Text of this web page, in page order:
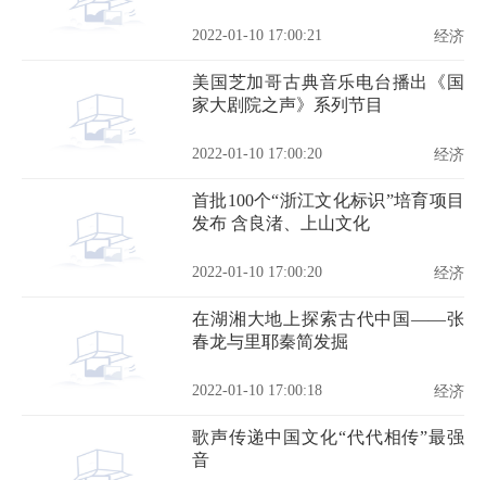
2022-01-10 17:00:21 经济
美国芝加哥古典音乐电台播出《国
家大剧院之声》系列节目
2022-01-10 17:00:20 经济
首批100个“浙江文化标识”培育项目
发布 含良渚、上山文化
2022-01-10 17:00:20 经济
在湖湘大地上探索古代中国——张
春龙与里耶秦简发掘
2022-01-10 17:00:18 经济
歌声传递中国文化“代代相传”最强
音